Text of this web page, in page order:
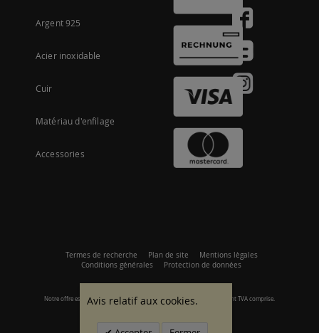
Argent 925
Acier inoxidable
Cuir
Matériau d'enfilage
Accessories
Termes de recherche Plan de site
Mentions lègales
Conditions générales
Protection de données
Notre offre est axée sur les clients commerciaux. Tous les prix s'entendent TVA comprise.
Avis relatif aux cookies.